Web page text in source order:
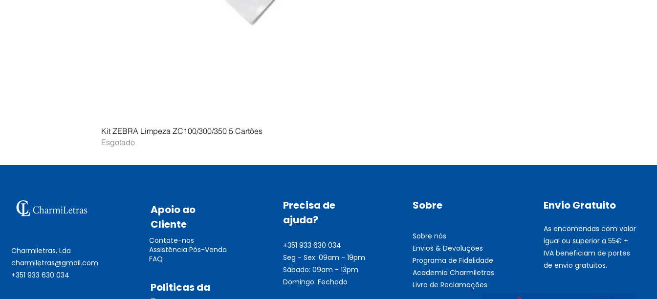
Kit ZEBRA Limpeza ZC100/300/350 5 Cartões
Esgotado
Charmiletras, Lda
charmiletras@gmail.com
+351 933 630 034
Apoio ao
Cliente
Contate-nos
Assistência Pós-Venda
FAQ
Politicas da
Precisa de
ajuda?
+351 933 630 034
Seg - Sex: 09am - 19pm
Sábado: 09am - 13pm
Domingo: Fechado
Sobre
Sobre nós
Envios & Devoluções
Programa de Fidelidade
Academia Charmiletras
Livro de Reclamações
Envio Gratuito
As encomendas com valor
igual ou superior a 55€ +
IVA beneficiam de portes
de envio gratuitos.